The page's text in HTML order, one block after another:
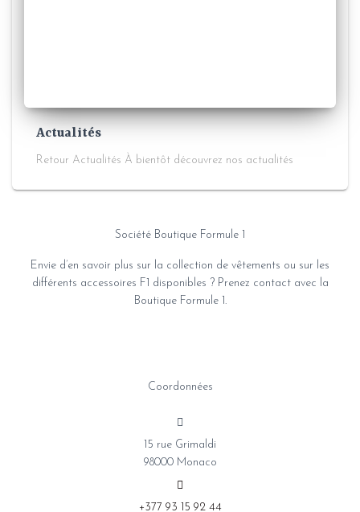
Actualités
Retour Actualités À bientôt découvrez nos actualités
Société Boutique Formule 1
Envie d’en savoir plus sur la collection de vêtements ou sur les
différents accessoires F1 disponibles ? Prenez contact avec la
Boutique Formule 1.
Coordonnées
15 rue Grimaldi
98000 Monaco
+377 93 15 92 44